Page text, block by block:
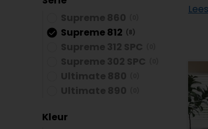
Supreme 812 (8)
Kleur